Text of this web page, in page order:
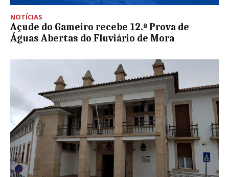
NOTÍCIAS
Açude do Gameiro recebe 12.ª Prova de
Águas Abertas do Fluviário de Mora